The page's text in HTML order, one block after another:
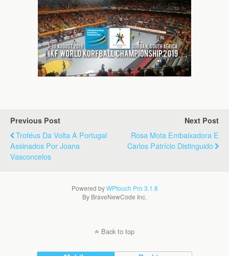
Previous Post
Troféus Da Volta A Portugal
Assinados Por Joana
Vasconcelos
Next Post
Rosa Mota Embaixadora E
Carlos Patrício Distinguido
Powered byWPtouch Pro 3.1.8
By BraveNewCode Inc.
Back to top